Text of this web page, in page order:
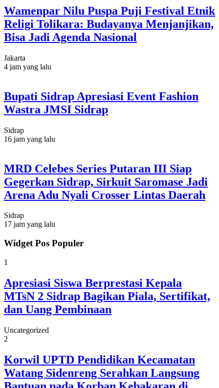
Wamenpar Nilu Puspa Puji Festival Etnik
Religi Tolikara: Budayanya Menjanjikan,
Bisa Jadi Agenda Nasional
Jakarta
4 jam yang lalu
Bupati Sidrap Apresiasi Event Fashion
Wastra JMSI Sidrap
Sidrap
16 jam yang lalu
MRD Celebes Series Putaran III Siap
Gegerkan Sidrap, Sirkuit Saromase Jadi
Arena Adu Nyali Crosser Lintas Daerah
Sidrap
17 jam yang lalu
Widget Pos Populer
1
Apresiasi Siswa Berprestasi Kepala
MTsN 2 Sidrap Bagikan Piala, Sertifikat,
dan Uang Pembinaan
Uncategorized
2
Korwil UPTD Pendidikan Kecamatan
Watang Sidenreng Serahkan Langsung